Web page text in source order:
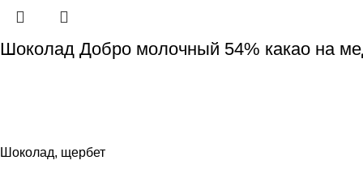
Шоколад Добро молочный 54% какао на
Шоколад, щербет